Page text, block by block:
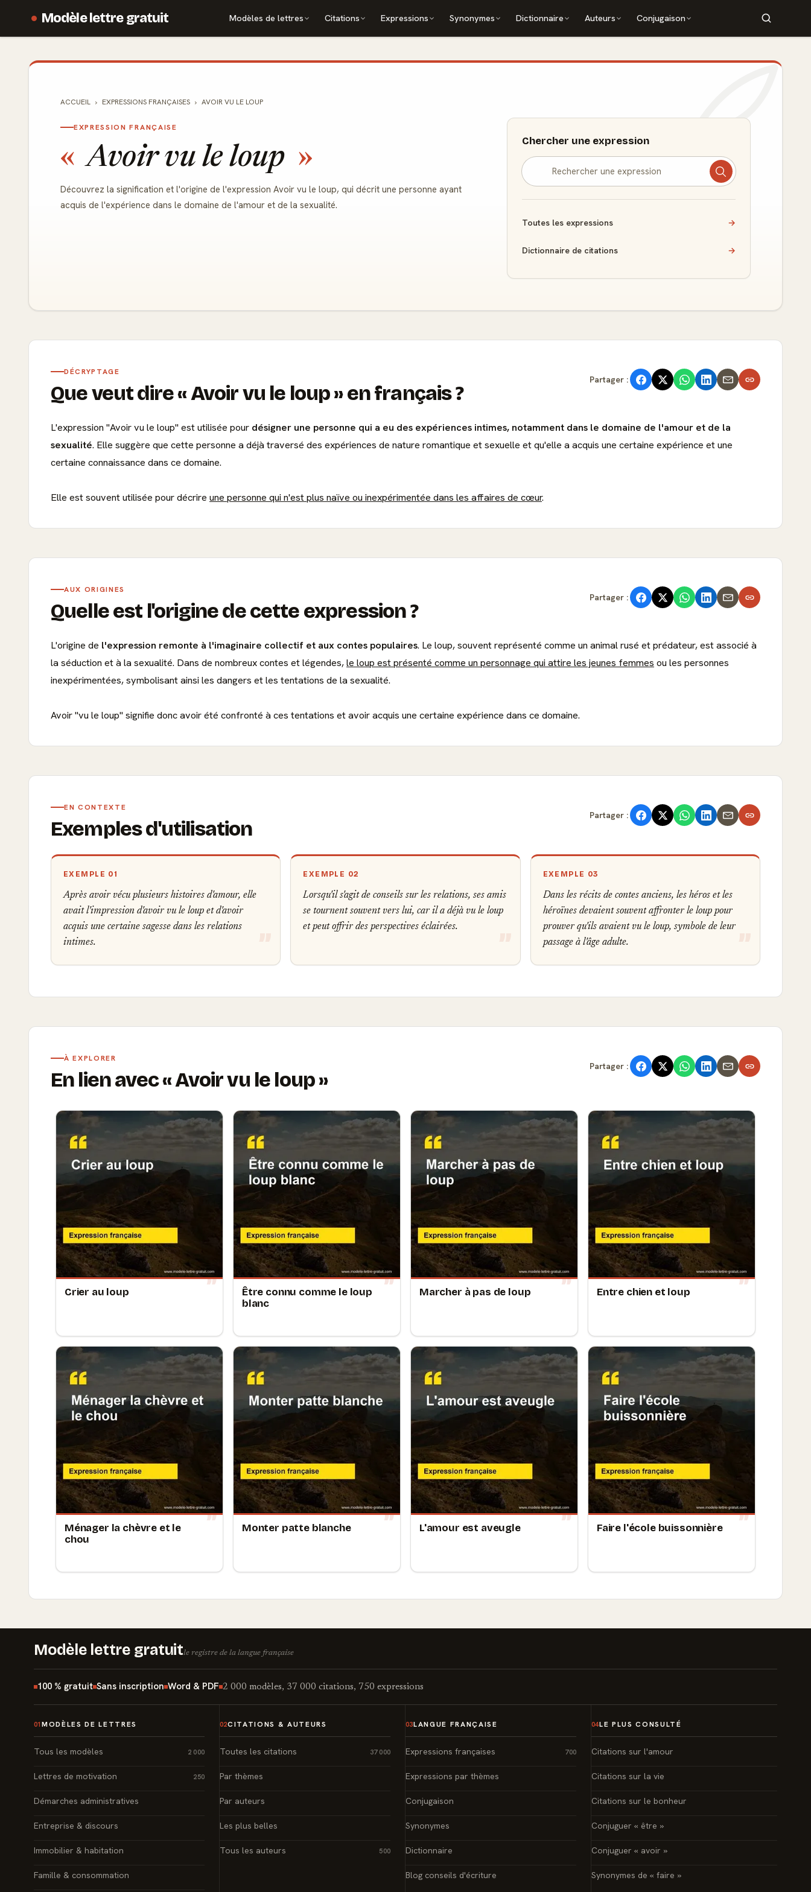
Modèle lettre gratuit Modèles de lettres Citations Expressions Synonymes Dictionnaire Auteurs Conjugaison
ACCUEIL EXPRESSIONS FRANÇAISES AVOIR VU LE LOUP
EXPRESSION FRANÇAISE
Avoir vu le loup
Découvrez la signification et l'origine de l'expression Avoir vu le loup, qui décrit une personne ayant
acquis de l'expérience dans le domaine de l'amour et de la sexualité.
Chercher une expression
Toutes les expressions →
Dictionnaire de citations →
DÉCRYPTAGE
Que veut dire Avoir vu le loup en français ?
Partager :
L'expression "Avoir vu le loup" est utilisée pour désigner une personne qui a eu des expériences intimes, notamment dans le domaine de l'amour et de la
sexualité. Elle suggère que cette personne a déjà traversé des expériences de nature romantique et sexuelle et qu'elle a acquis une certaine expérience et une
certaine connaissance dans ce domaine.
Elle est souvent utilisée pour décrire une personne qui n'est plus naïve ou inexpérimentée dans les affaires de cœur.
AUX ORIGINES
Quelle est l'origine de cette expression ?
Partager :
L'origine de l'expression remonte à l'imaginaire collectif et aux contes populaires. Le loup, souvent représenté comme un animal rusé et prédateur, est associé à
la séduction et à la sexualité. Dans de nombreux contes et légendes,le loup est présenté comme un personnage qui attire les jeunes femmes ou les personnes
inexpérimentées, symbolisant ainsi les dangers et les tentations de la sexualité.
Avoir "vu le loup" signifie donc avoir été confronté à ces tentations et avoir acquis une certaine expérience dans ce domaine.
EN CONTEXTE
Exemples d'utilisation
Partager :
EXEMPLE 01
Après avoir vécu plusieurs histoires d'amour, elle
avait l'impression d'avoir vu le loup et d'avoir
acquis une certaine sagesse dans les relations
intimes.
EXEMPLE 02
Lorsqu'il s'agit de conseils sur les relations, ses amis
se tournent souvent vers lui, car il a déjà vu le loup
et peut offrir des perspectives éclairées.
EXEMPLE 03
Dans les récits de contes anciens, les héros et les
héroïnes devaient souvent affronter le loup pour
prouver qu'ils avaient vu le loup, symbole de leur
passage à l'âge adulte.
À EXPLORER
En lien avec Avoir vu le loup
Partager :
Crier au loup
Être connu comme le loup
blanc
Marcher à pas de loup Entre chien et loup
Ménager la chèvre et le
chou
Monter patte blanche L'amour est aveugle Faire l'école buissonnière
Modèle lettre gratuitle registre de la langue française
100 % gratuit Sans inscription Word & PDF 2 000 modèles, 37 000 citations, 750 expressions
01 MODÈLES DE LETTRES
Tous les modèles 2 000
Lettres de motivation 250
Démarches administratives
Entreprise & discours
Immobilier & habitation
Famille & consommation
02CITATIONS & AUTEURS
Toutes les citations 37 000
Par thèmes
Par auteurs
Les plus belles
Tous les auteurs 500
03LANGUE FRANÇAISE
Expressions françaises 700
Expressions par thèmes
Conjugaison
Synonymes
Dictionnaire
Blog conseils d'écriture
04LE PLUS CONSULTÉ
Citations sur l'amour
Citations sur la vie
Citations sur le bonheur
Conjuguer « être »
Conjuguer « avoir »
Synonymes de « faire »